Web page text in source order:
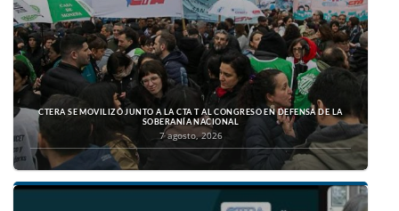
CTERA SE MOVILIZÓ JUNTO A LA CTA T AL CONGRESO EN DEFENSA DE LA
SOBERANÍA NACIONAL
7 agosto, 2026